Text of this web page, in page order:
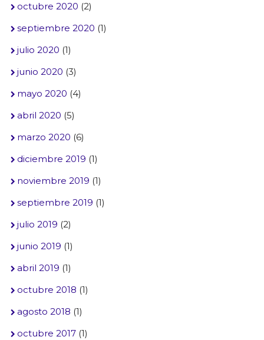
octubre 2020 (2)
septiembre 2020 (1)
julio 2020 (1)
junio 2020 (3)
mayo 2020 (4)
abril 2020 (5)
marzo 2020 (6)
diciembre 2019 (1)
noviembre 2019 (1)
septiembre 2019 (1)
julio 2019 (2)
junio 2019 (1)
abril 2019 (1)
octubre 2018 (1)
agosto 2018 (1)
octubre 2017(1)